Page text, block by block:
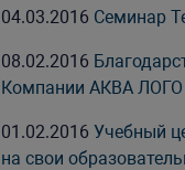
04.03.2016 Семинар
08.02.2016
Компании АКВА ЛОГО
01.02.2016 Учебный
на свои